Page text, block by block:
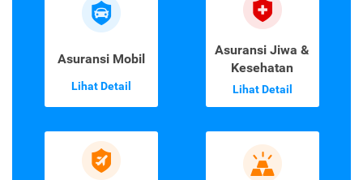
Asuransi Mobil
Lihat Detail
Asuransi Jiwa &
Kesehatan
Lihat Detail